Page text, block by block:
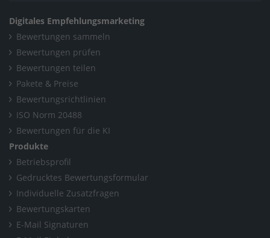
Energien
/ Norbert Rötte GmbH | Sanitär, Heizung, Klima, Bad
Neuigkeiten / 2025 / Oktober
Home / Lünen /
Norbert Rötte GmbH | Sanitär, Heizung, Klima, Bad
Neuigkeiten / 2025 / Oktober
Digitales Empfehlungsmarketing
Bewertungen sammeln
Bewertungen prüfen
Bewertungen teilen
Pakete & Preise
Bewertungsrichtlinien
ISO Norm 20488
Bewertungen für die KI
Produkte
Betriebsprofil
Gedrucktes Bewertungsformular
Individuelle Zusatzfragen
Bewertungskarten
E-Mail Signaturen